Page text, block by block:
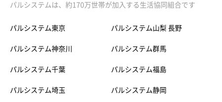
パルシステムは、約170万世帯が加入する生活協同組合です
パルシステム東京
パルシステム神奈川
パルシステム千葉
パルシステム埼玉
パルシステム山梨 長野
パルシステム群馬
パルシステム福島
パルシステム静岡